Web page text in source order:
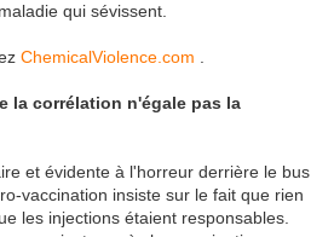
qui sévissent.
ChemicalViolence.com
la corrélation n'égale pas la
et évidente à l'horreur derrière le bus
vaccination insiste sur le fait que rien
les injections étaient responsables.